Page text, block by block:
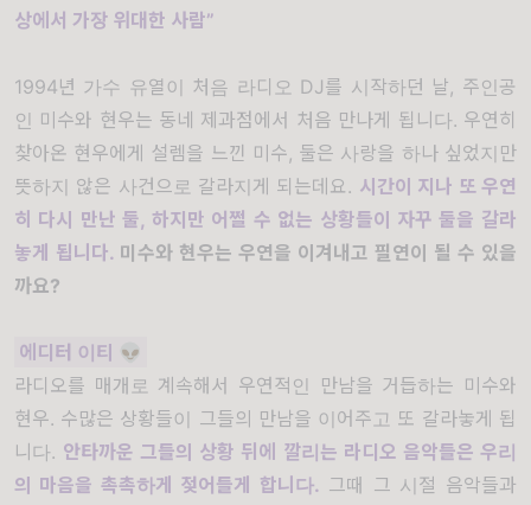
상에서 가장 위대한 사람”
1994년 가수 유열이 처음 라디오 DJ를 시작하던 날, 주인공
인 미수와 현우는 동네 제과점에서 처음 만나게 됩니다. 우연히
찾아온 현우에게 설렘을 느낀 미수, 둘은 사랑을 하나 싶었지만
뜻하지 않은 사건으로 갈라지게 되는데요. 시간이 지나 또 우연
히 다시 만난 둘, 하지만 어쩔 수 없는 상황들이 자꾸 둘을 갈라
놓게 됩니다. 미수와 현우는 우연을 이겨내고 필연이 될 수 있을
까요?
에디터 이티 👽
라디오를 매개로 계속해서 우연적인 만남을 거듭하는 미수와
현우. 수많은 상황들이 그들의 만남을 이어주고 또 갈라놓게 됩
니다. 안타까운 그들의 상황 뒤에 깔리는 라디오 음악들은 우리
의 마음을 촉촉하게 젖어들게 합니다. 그때 그 시절 음악들과